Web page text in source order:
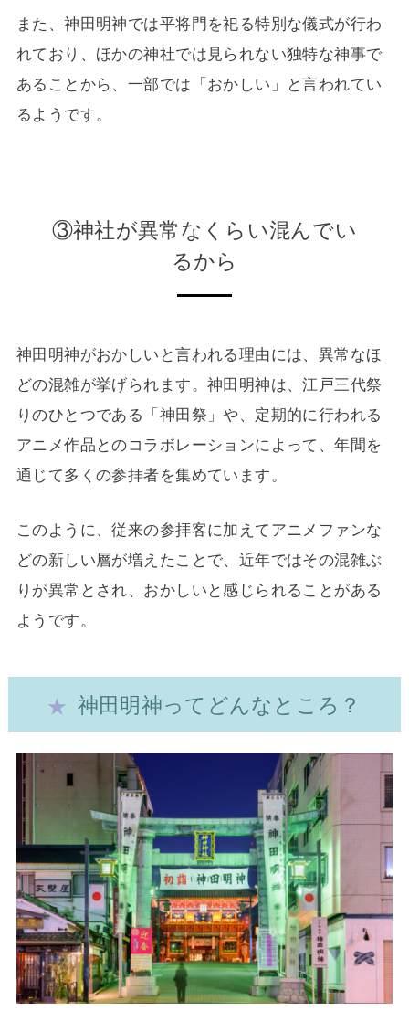
また、神田明神では平将門を祀る特別な儀式が行わ
れており、ほかの神社では見られない独特な神事で
あることから、一部では「おかしい」と言われてい
るようです。
③神社が異常なくらい混んでい
るから
神田明神がおかしいと言われる理由には、異常なほ
どの混雑が挙げられます。神田明神は、江戸三代祭
りのひとつである「神田祭」や、定期的に行われる
アニメ作品とのコラボレーションによって、年間を
通じて多くの参拝者を集めています。
このように、従来の参拝客に加えてアニメファンな
どの新しい層が増えたことで、近年ではその混雑ぶ
りが異常とされ、おかしいと感じられることがある
ようです。
神田明神ってどんなところ？